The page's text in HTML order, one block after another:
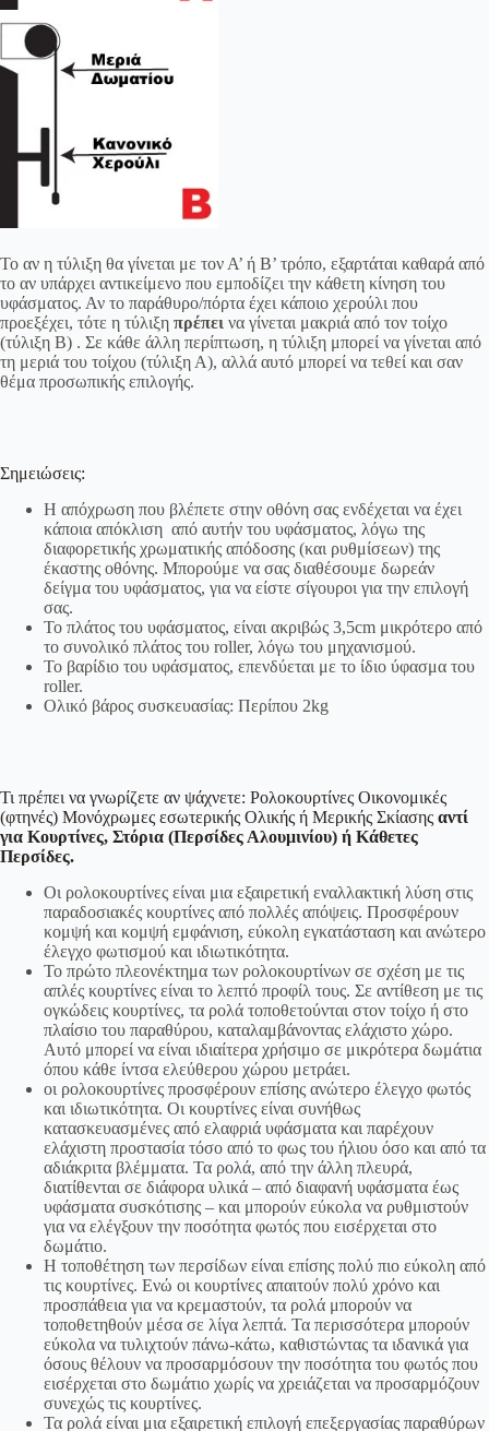
Το αν η τύλιξη θα γίνεται με τον Α’ ή Β’ τρόπο, εξαρτάται καθαρά από
το αν υπάρχει αντικείμενο που εμποδίζει την κάθετη κίνηση του
υφάσματος. Αν το παράθυρο/πόρτα έχει κάποιο χερούλι που
προεξέχει, τότε η τύλιξη πρέπει να γίνεται μακριά από τον τοίχο
(τύλιξη Β) . Σε κάθε άλλη περίπτωση, η τύλιξη μπορεί να γίνεται από
τη μεριά του τοίχου (τύλιξη Α), αλλά αυτό μπορεί να τεθεί και σαν
θέμα προσωπικής επιλογής.
Σημειώσεις:
Η απόχρωση που βλέπετε στην οθόνη σας ενδέχεται να έχει
κάποια απόκλιση από αυτήν του υφάσματος, λόγω της
διαφορετικής χρωματικής απόδοσης (και ρυθμίσεων) της
έκαστης οθόνης. Μπορούμε να σας διαθέσουμε δωρεάν
δείγμα του υφάσματος, για να είστε σίγουροι για την επιλογή
σας.
Το πλάτος του υφάσματος, είναι ακριβώς 3,5cm μικρότερο από
το συνολικό πλάτος του roller, λόγω του μηχανισμού.
Το βαρίδιο του υφάσματος, επενδύεται με το ίδιο ύφασμα του
roller.
Ολικό βάρος συσκευασίας: Περίπου 2kg
Τι πρέπει να γνωρίζετε αν ψάχνετε: Ρολοκουρτίνες Οικονομικές
(φτηνές) Μονόχρωμες εσωτερικής Ολικής ή Μερικής Σκίασης αντί
για Κουρτίνες, Στόρια (Περσίδες Αλουμινίου) ή Κάθετες
Περσίδες.
Οι ρολοκουρτίνες είναι μια εξαιρετική εναλλακτική λύση στις
παραδοσιακές κουρτίνες από πολλές απόψεις. Προσφέρουν
κομψή και κομψή εμφάνιση, εύκολη εγκατάσταση και ανώτερο
έλεγχο φωτισμού και ιδιωτικότητα.
Το πρώτο πλεονέκτημα των ρολοκουρτίνων σε σχέση με τις
απλές κουρτίνες είναι το λεπτό προφίλ τους. Σε αντίθεση με τις
ογκώδεις κουρτίνες, τα ρολά τοποθετούνται στον τοίχο ή στο
πλαίσιο του παραθύρου, καταλαμβάνοντας ελάχιστο χώρο.
Αυτό μπορεί να είναι ιδιαίτερα χρήσιμο σε μικρότερα δωμάτια
όπου κάθε ίντσα ελεύθερου χώρου μετράει.
οι ρολοκουρτίνες προσφέρουν επίσης ανώτερο έλεγχο φωτός
και ιδιωτικότητα. Οι κουρτίνες είναι συνήθως
κατασκευασμένες από ελαφριά υφάσματα και παρέχουν
ελάχιστη προστασία τόσο από το φως του ήλιου όσο και από τα
αδιάκριτα βλέμματα. Τα ρολά, από την άλλη πλευρά,
διατίθενται σε διάφορα υλικά – από διαφανή υφάσματα έως
υφάσματα συσκότισης – και μπορούν εύκολα να ρυθμιστούν
για να ελέγξουν την ποσότητα φωτός που εισέρχεται στο
δωμάτιο.
Η τοποθέτηση των περσίδων είναι επίσης πολύ πιο εύκολη από
τις κουρτίνες. Ενώ οι κουρτίνες απαιτούν πολύ χρόνο και
προσπάθεια για να κρεμαστούν, τα ρολά μπορούν να
τοποθετηθούν μέσα σε λίγα λεπτά. Τα περισσότερα μπορούν
εύκολα να τυλιχτούν πάνω-κάτω, καθιστώντας τα ιδανικά για
όσους θέλουν να προσαρμόσουν την ποσότητα του φωτός που
εισέρχεται στο δωμάτιο χωρίς να χρειάζεται να προσαρμόζουν
συνεχώς τις κουρτίνες.
Τα ρολά είναι μια εξαιρετική επιλογή επεξεργασίας παραθύρων